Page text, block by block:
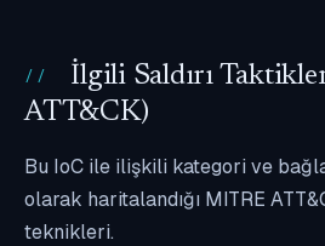
İlgili Saldırı
ATT&CK)
Bu IoC ile ilişkili kategori ve
olarak haritalandığı MITRE
teknikleri.